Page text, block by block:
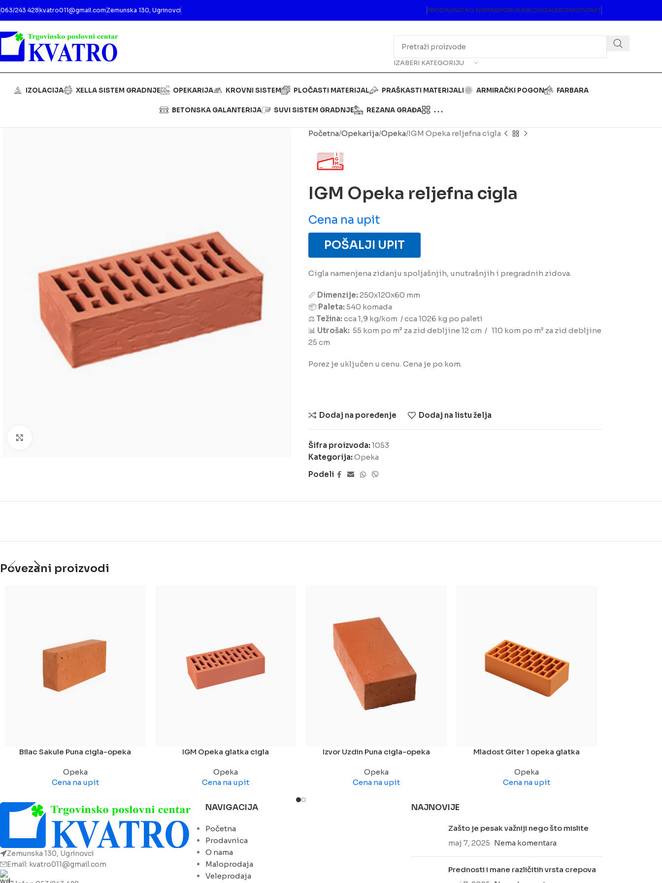
063/243 428kvatro011@gmail.com Zemunska 130, Ugrinovci PRODAVNICAO NAMAISPORUKABLOGGALERIJAKONTAKT
IZABERI KATEGORIJU
IZOLACIJA XELLA SISTEM GRADNJE OPEKARIJA KROVNI SISTEM PLOČASTI MATERIJAL PRAŠKASTI MATERIJALI ARMIRAČKI POGON FARBARA
BETONSKA GALANTERIJA SUVI SISTEM GRADNJE REZANA GRAĐA . . .
Početna Opekarija Opeka IGM Opeka reljefna cigla
IGM Opeka reljefna cigla
Cena na upit
POŠALJI UPIT
Cigla namenjena zidanju spoljašnjih, unutrašnjih i pregradnih zidova.
📏 Dimenzije: 250x120x60 mm
📦 Paleta: 540 komada
⚖️ Težina: cca 1,9 kg/kom / cca 1026 kg po paleti
📊 Utrošak: 55 kom po m² za zid debljine 12 cm / 110 kom po m² za zid debljine
25 cm
Porez je uključen u cenu. Cena je po kom.
Dodaj na poređenje Dodaj na listu želja
Šifra proizvoda: 1053
Kategorija: Opeka
Podeli
Povezani proizvodi
Bilac Sakule Puna cigla-opeka
Opeka
Cena na upit
IGM Opeka glatka cigla
Opeka
Cena na upit
Izvor Uzdin Puna cigla-opeka
Opeka
Cena na upit
Mladost Giter 1 opeka glatka
Opeka
Cena na upit
Zemunska 130, Ugrinovci
Email: kvatro011@gmail.com
NAVIGACIJA
Početna
Prodavnica
O nama
Maloprodaja
Veleprodaja
NAJNOVIJE
Zašto je pesak važniji nego što mislite
maj 7, 2025 Nema komentara
Prednosti i mane različitih vrsta crepova